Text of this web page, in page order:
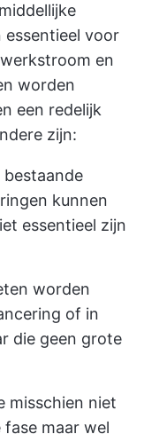
essentieel voor
en
worden
een redelijk
zijn:
bestaande
kunnen
essentieel zijn
worden
of in
die geen grote
misschien niet
maar wel